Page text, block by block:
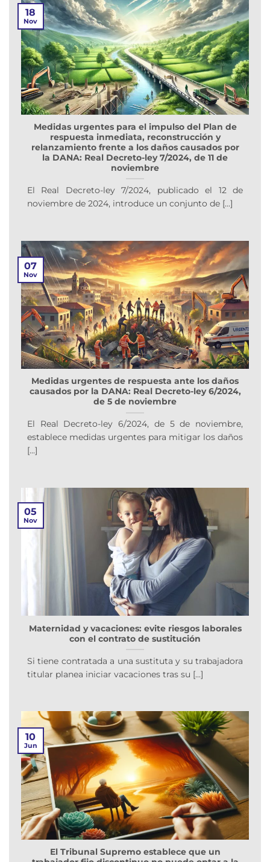
Medidas urgentes para el impulso del Plan de
respuesta inmediata, reconstrucción y
relanzamiento frente a los daños causados por
la DANA: Real Decreto-ley 7/2024, de 11 de
noviembre
El Real Decreto-ley 7/2024, publicado el 12 de
noviembre de 2024, introduce un conjunto de [...]
18
Nov
Medidas urgentes de respuesta ante los daños
causados por la DANA: Real Decreto-ley 6/2024,
de 5 de noviembre
El Real Decreto-ley 6/2024, de 5 de noviembre,
establece medidas urgentes para mitigar los daños
[...]
07
Nov
Maternidad y vacaciones: evite riesgos laborales
con el contrato de sustitución
Si tiene contratada a una sustituta y su trabajadora
titular planea iniciar vacaciones tras su [...]
05
Nov
El Tribunal Supremo establece que un
10
Jun